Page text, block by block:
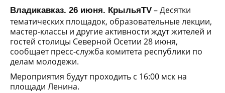
Владикавказ. 26 июня. КрыльяTV – Десятки
тематических площадок, образовательные лекции,
мастер-классы и другие активности ждут жителей и
гостей столицы Северной Осетии 28 июня,
сообщает пресс-служба комитета республики по
делам молодежи.
Мероприятия будут проходить с 16:00 мск на
площади Ленина.